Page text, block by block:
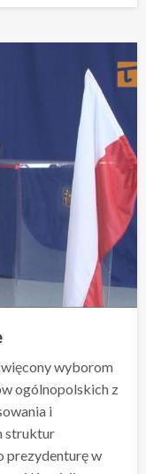
wyborom
ogólnopolskich z
i
struktur
prezydenturę w